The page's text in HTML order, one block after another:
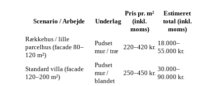
Scenario / Arbejde Underlag
Pris pr. m²
(inkl.
moms)
Estimeret
total (inkl.
moms)
Rækkehus / lille
parcelhus (facade 80–
120 m²)
Pudset
mur / træ
220–420 kr.
18.000–
55.000 kr.
Standard villa (facade
120–200 m²)
Pudset
mur /
blandet
250–450 kr.
30.000–
90.000 kr.